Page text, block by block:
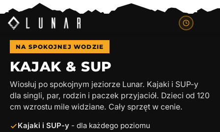
NA SPOKOJNEJ WODZIE
KAJAK & SUP
Wiosłuj po spokojnym jeziorze Lunar. Kajaki i SUP-y
dla singli, par, rodzin i paczek przyjaciół. Dzieci od 120
cm wzrostu mile widziane. Cały sprzęt w cenie.
Kajaki i SUP-y - dla każdego poziomu